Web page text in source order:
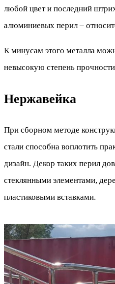
любой цвет и последний
алюминиевых перил –
К минусам этого металла
невысокую степень
Нержавейка
При сборном методе
стали способна воплотить
дизайн. Декор таких перил
стеклянными элементами,
пластиковыми вставками.